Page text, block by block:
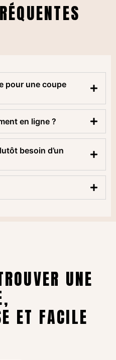
pour une coupe
en ligne ?
besoin d’un
UNE
ET FACILE